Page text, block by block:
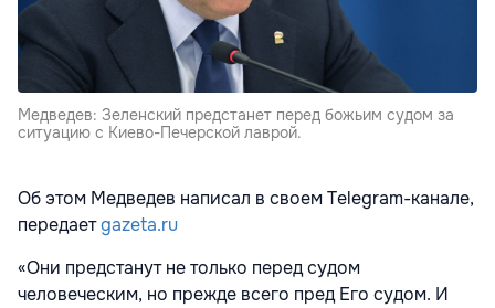
Медведев: Зеленский предстанет перед божьим судом за
ситуацию с Киево-Печерской лаврой.
Об этом Медведев написал в своем Telegram-канале,
передаетgazeta.ru
«Они предстанут не только перед судом
человеческим, но прежде всего пред Его судом. И